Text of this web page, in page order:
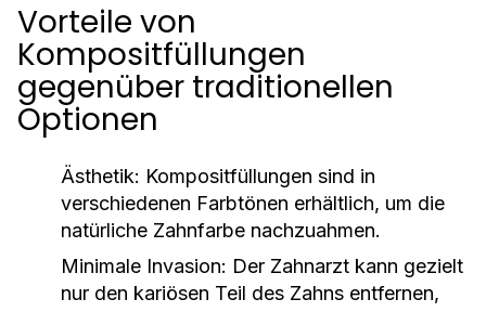
Vorteile von
Kompositfüllungen
gegenüber traditionellen
Optionen
Ästhetik: Kompositfüllungen sind in
verschiedenen Farbtönen erhältlich, um die
natürliche Zahnfarbe nachzuahmen.
Minimale Invasion: Der Zahnarzt kann gezielt
nur den kariösen Teil des Zahns entfernen,